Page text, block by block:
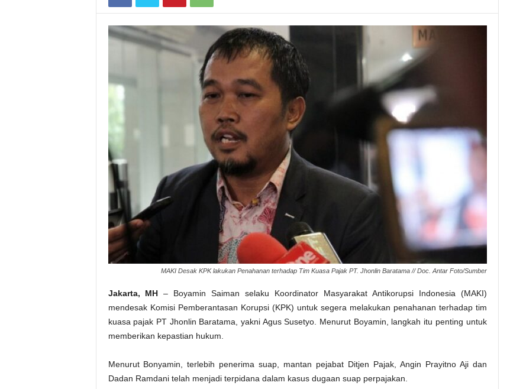
MAKI Desak KPK lakukan Penahanan terhadap Tim Kuasa Pajak PT. Jhonlin Baratama // Doc. Antar Foto/Sumber
Jakarta, MH – Boyamin Saiman selaku Koordinator Masyarakat Antikorupsi Indonesia (MAKI)
mendesak Komisi Pemberantasan Korupsi (KPK) untuk segera melakukan penahanan terhadap tim
kuasa pajak PT Jhonlin Baratama, yakni Agus Susetyo. Menurut Boyamin, langkah itu penting untuk
memberikan kepastian hukum.
Menurut Bonyamin, terlebih penerima suap, mantan pejabat Ditjen Pajak, Angin Prayitno Aji dan
Dadan Ramdani telah menjadi terpidana dalam kasus dugaan suap perpajakan.